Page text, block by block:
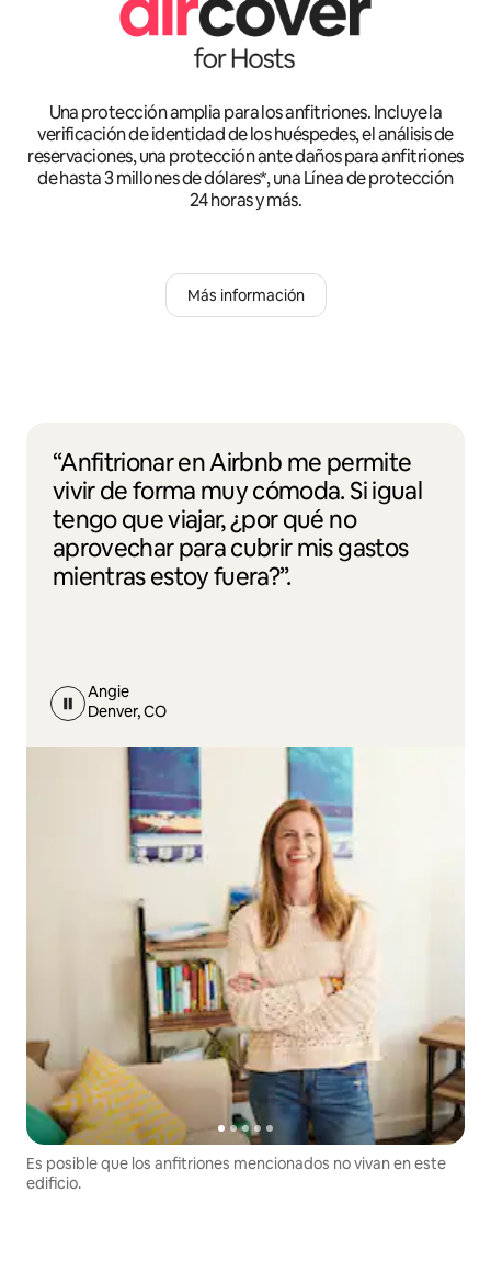
Una protección amplia para los anfitriones. Incluye la
verificación de identidad de los huéspedes, el análisis de
reservaciones, una protección ante daños para anfitriones
de hasta 3 millones de dólares*, una Línea de protección
24 horas y más.
Más información
“Anfitrionar en Airbnb me permite
vivir de forma muy cómoda. Si igual
tengo que viajar, ¿por qué no
aprovechar para cubrir mis gastos
mientras estoy fuera?”.
Angie
Denver, CO
Es posible que los anfitriones mencionados no vivan en este
edificio.